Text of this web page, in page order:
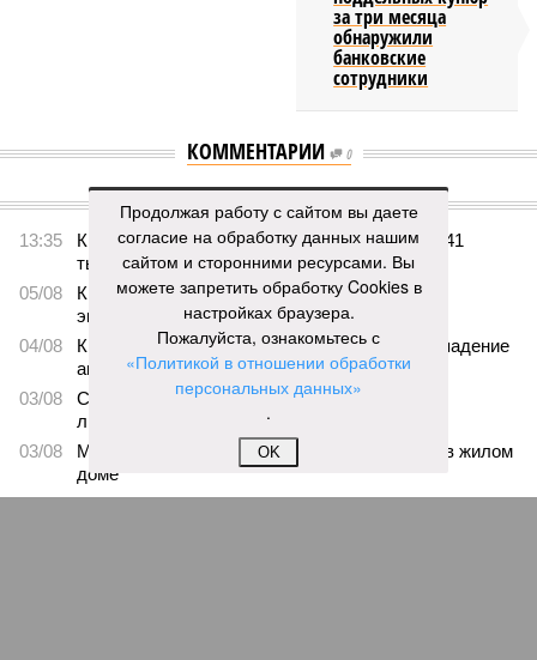
за три месяца
обнаружили
банковские
сотрудники
КОММЕНТАРИИ 0
ПОСЛЕДНИЕ НОВОСТИ
13:35
Кировская школьница перевела мошеннику 41
тысячу рублей из-за угроз
05/08
Кировчане приняли участие в исторической
экспедиции на остров Шумшу
04/08
Кировчанин заплатит 50 тысяч рублей за нападение
амстаффа на школьника
03/08
Старые поселенческие свалки планируют
ликвидировать
03/08
Мужчину из Слободского осудили за пожар в жилом
доме
Продолжая работу с сайтом вы даете
согласие на обработку данных нашим
сайтом и сторонними ресурсами. Вы
можете запретить обработку Cookies в
настройках браузера.
Пожалуйста, ознакомьтесь с
«Политикой в отношении обработки
персональных данных»
.
OK